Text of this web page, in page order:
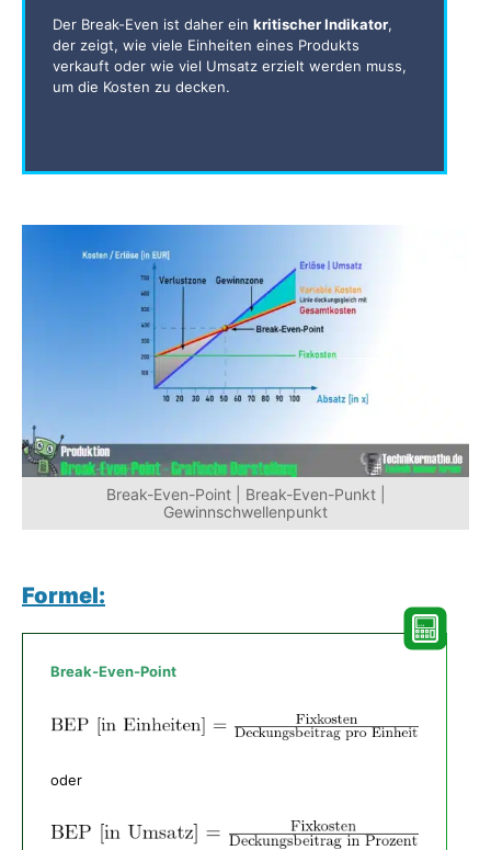
Der Break-Even ist daher ein kritischer Indikator,
der zeigt, wie viele Einheiten eines Produkts
verkauft oder wie viel Umsatz erzielt werden muss,
um die Kosten zu decken.
Break-Even-Point | Break-Even-Punkt |
Gewinnschwellenpunkt
Formel:
Break-Even-Point
oder